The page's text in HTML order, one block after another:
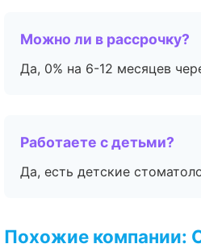
Можно ли в рассрочку?
Да, 0% на 6-12 месяцев
Работаете с детьми?
Да, есть детские
Похожие компании: